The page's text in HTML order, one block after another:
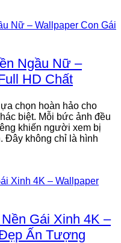
Ngầu Nữ –
HD Chất
chọn hoàn hảo cho
biệt. Mỗi bức ảnh đều
khiến người xem bị
Đây không chỉ là hình
Gái Xinh 4K –
Ấn Tượng